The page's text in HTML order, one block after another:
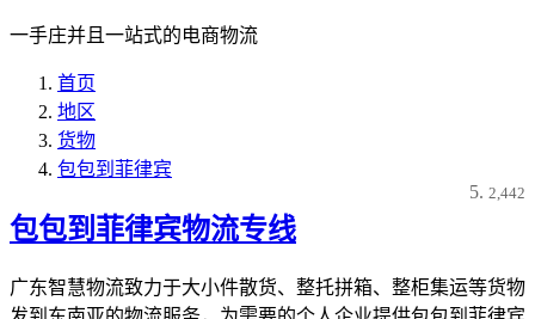
一手庄并且一站式的电商物流
首页
地区
货物
包包到菲律宾
2,442
包包到菲律宾物流专线
广东智慧物流致力于大小件散货、整托拼箱、整柜集运等货物